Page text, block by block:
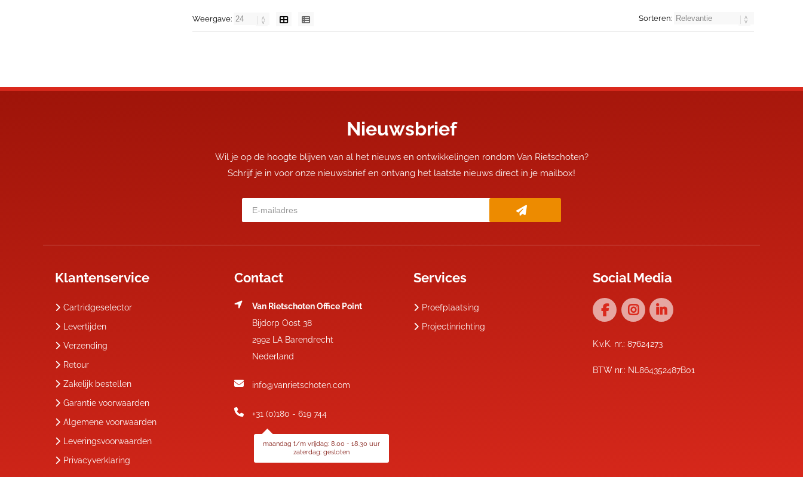
Weergave: Sorteren:
Nieuwsbrief
Wil je op de hoogte blijven van al het nieuws en ontwikkelingen rondom Van Rietschoten?
Schrijf je in voor onze nieuwsbrief en ontvang het laatste nieuws direct in je mailbox!
Klantenservice
Cartridgeselector
Levertijden
Verzending
Retour
Zakelijk bestellen
Garantie voorwaarden
Algemene voorwaarden
Leveringsvoorwaarden
Privacyverklaring
Contact
Van Rietschoten Office Point
Bijdorp Oost 38
2992 LA Barendrecht
Nederland
info@vanrietschoten.com
+31 (0)180 - 619 744
maandag t/m vrijdag: 8.00 - 18.30 uur
zaterdag: gesloten
Services
Proefplaatsing
Projectinrichting
Social Media
K.v.K. nr.: 87624273
BTW nr.: NL864352487B01